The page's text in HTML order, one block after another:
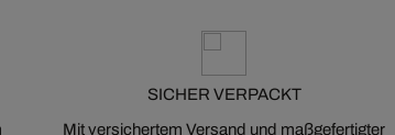
SICHER VERPACKT
Mit versichertem Versand und maßgefertigter